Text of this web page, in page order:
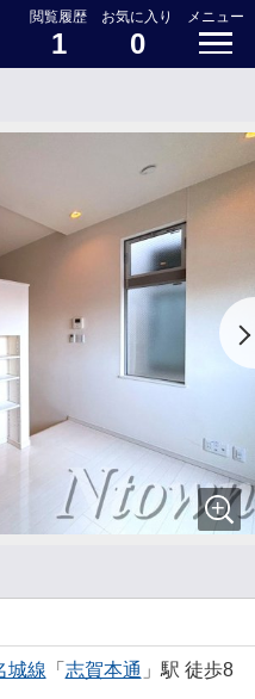
閲覧履歴
1
お気に入り
0
メニュー
城線 「 志賀本通 」駅 徒歩8